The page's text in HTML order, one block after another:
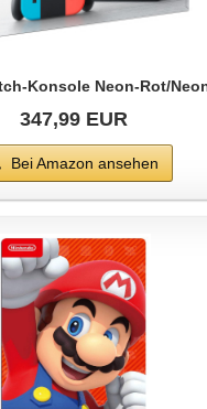
Konsole Neon-Rot/
347,99 EUR
Bei Amazon ansehen